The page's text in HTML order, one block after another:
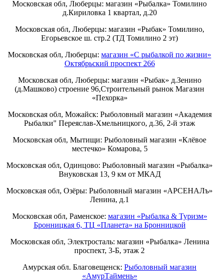
Московская обл, Люберцы: магазин «Рыбалка» Томилино
д.Кириловка 1 квартал, д.20
Московская обл, Люберцы: магазин «Рыбак» Томилино,
Егорьевское ш. стр.2 (ТД Томилино 2 эт)
Московская обл, Люберцы: магазин «С рыбалкой по жизни»
Октябрьский проспект 266
Московская обл, Люберцы: магазин «Рыбак» д.Зенино
(д.Машково) строение 96,Строительный рынок Магазин
«Пехорка»
Московская обл, Можайск: Рыболовный магазин «Академия
Рыбалки" Переяслав-Хмельницкого, д.36, 2-й этаж
Московская обл, Мытищи: Рыболовный магазин «Клёвое
местечко» Комарова, 5
Московская обл, Одинцово: Рыболовный магазин «Рыбалка»
Внуковская 13, 9 км от МКАД
Московская обл, Озёры: Рыболовный магазин «АРСЕНАЛъ»
Ленина, д.1
Московская обл, Раменское: магазин «Рыбалка & Туризм»
Бронницкая 6, ТЦ «Планета» на Бронницкой
Московская обл, Электросталь: магазин «Рыбалка» Ленина
проспект, 3-Б, этаж 2
Амурская обл. Благовещенск: Рыболовный магазин
«АмурТаймень»